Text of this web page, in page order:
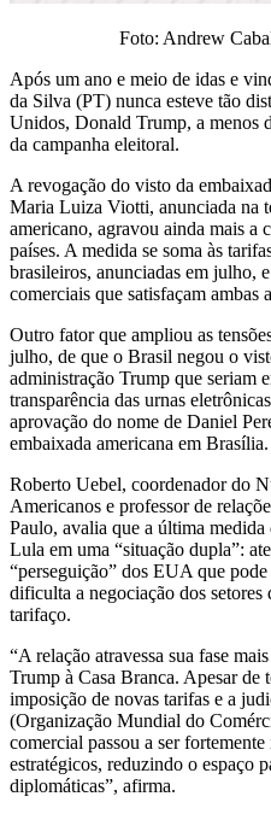
Foto: Andrew
Após um ano e meio de idas e
da Silva (PT) nunca esteve tão
Unidos, Donald Trump, a menos
da campanha eleitoral.
A revogação do visto da
Maria Luiza Viotti, anunciada na
americano, agravou ainda mais a
países. A medida se soma às
brasileiros, anunciadas em julho,
comerciais que satisfaçam ambas
Outro fator que ampliou as
julho, de que o Brasil negou o
administração Trump que seriam
transparência das urnas
aprovação do nome de Daniel
embaixada americana em Brasília.
Roberto Uebel, coordenador do
Americanos e professor de
Paulo, avalia que a última
Lula em uma “situação dupla”:
“perseguição” dos EUA que
dificulta a negociação dos
tarifaço.
“A relação atravessa sua fase
Trump à Casa Branca. Apesar de
imposição de novas tarifas e a
(Organização Mundial do
comercial passou a ser
estratégicos, reduzindo o espaço
diplomáticas”, afirma.